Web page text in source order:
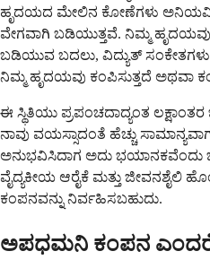
ಹೃದಯದ ಮೇಲಿನ ಕೋಣೆಗಳು
ವೇಗವಾಗಿ ಬಡಿಯುತ್ತವೆ. ನಿಮ್ಮ
ಬಡಿಯುವ ಬದಲು, ವಿದ್ಯುತ್ ಸಂಕೇತಗಳು
ನಿಮ್ಮ ಹೃದಯವು ಕಂಪಿಸುತ್ತದೆ ಅಥವಾ
ಈ ಸ್ಥಿತಿಯು ಪ್ರಪಂಚದಾದ್ಯಂತ ಲಕ್ಷಾಂತರ
ನಾವು ವಯಸ್ಸಾದಂತೆ ಹೆಚ್ಚು
ಅನುಭವಿಸಿದಾಗ ಅದು ಭಯಾನಕವೆಂದು
ವೈದ್ಯಕೀಯ ಆರೈಕೆ ಮತ್ತು
ಕಂಪನವನ್ನು ನಿರ್ವಹಿಸಬಹುದು.
ಅಪಧಮನಿ ಕಂಪನ